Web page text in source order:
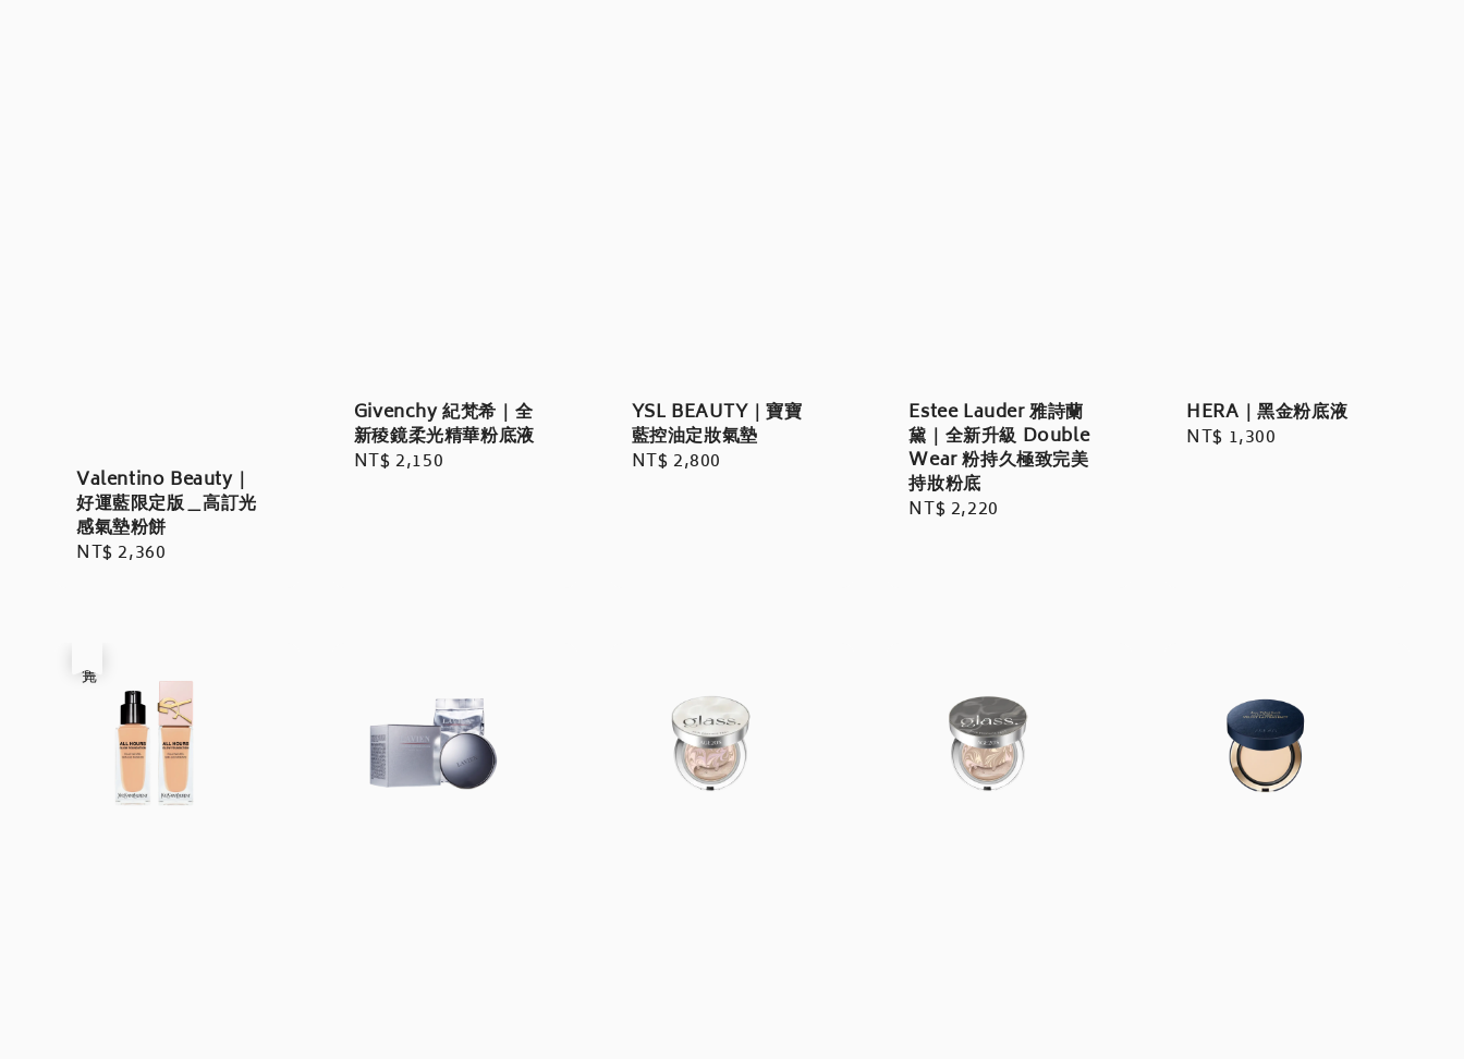
Valentino Beauty｜
好運藍限定版＿高訂光
感氣墊粉餅
Regular
NT$ 2,360
Givenchy 紀梵希｜全
新稜鏡柔光精華粉底液
Regular
NT$ 2,150
YSL BEAUTY｜寶寶
藍控油定妝氣墊
Regular
NT$ 2,800
Estee Lauder 雅詩蘭
黛｜全新升級 Double
Wear 粉持久極致完美
持妝粉底
Regular
NT$ 2,220
HERA｜黑金粉底液
Regular
NT$ 1,300